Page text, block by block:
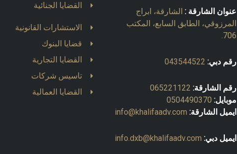
عنوان الشارقة : الشارقة، ابراج
المرزوقي، الطابق السابع، المكتب
706.
رقم دبي: 043544522
رقم الشارقة: 065221122
موبايل: 0504490370
ايميل الشارقة: info@khalifaadv.com
ايميل دبي: info.dxb@khalifaadv.com
القضايا الجنائية
الاستشارات القانونية
قضايا البنوك
القضايا التجارية
تاسيس شركات
القضايا العمالية